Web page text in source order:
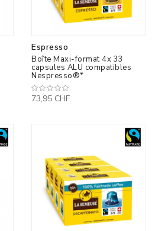
Espresso
Boîte Maxi-format 4x 33
capsules ALU compatibles
Nespresso®*
73,95 CHF